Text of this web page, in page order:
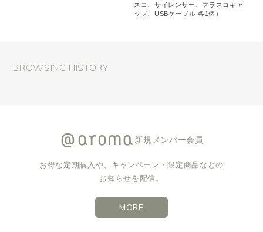
スコ、サイレンサー、フラスコキャ
ップ、USBケーブル 各1個）
BROWSING HISTORY
新規メンバー会員
お得な定期購入や、キャンペーン・限定商品などの
お知らせを配信。
MORE